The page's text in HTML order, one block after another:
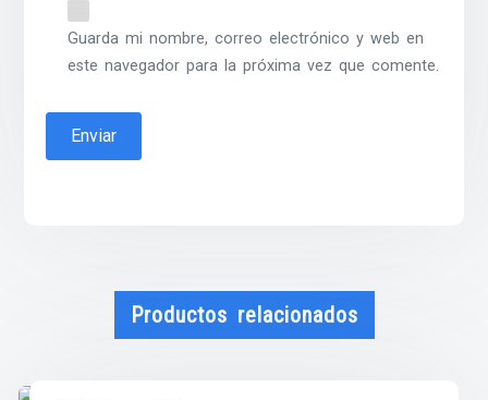
Guarda mi nombre, correo electrónico y web en
este navegador para la próxima vez que comente.
Productos relacionados